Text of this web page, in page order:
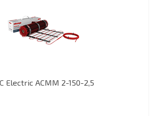
Electric ACMM 2-150-2,5